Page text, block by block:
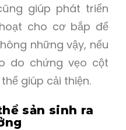
giúp phát triển
cho cơ bắp để
những vậy, nếu
do chứng vẹo cột
giúp cải thiện.
sản sinh ra